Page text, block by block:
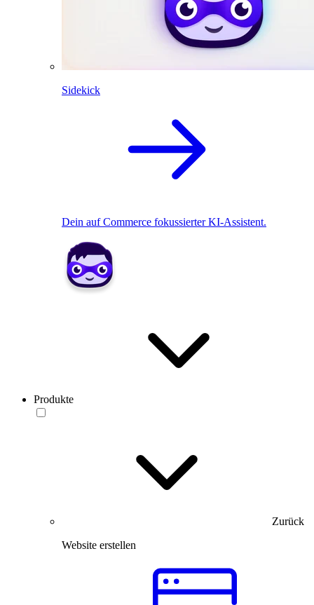
Sidekick
Dein auf Commerce fokussierter KI-Assistent.
Produkte
Zurück
Website erstellen